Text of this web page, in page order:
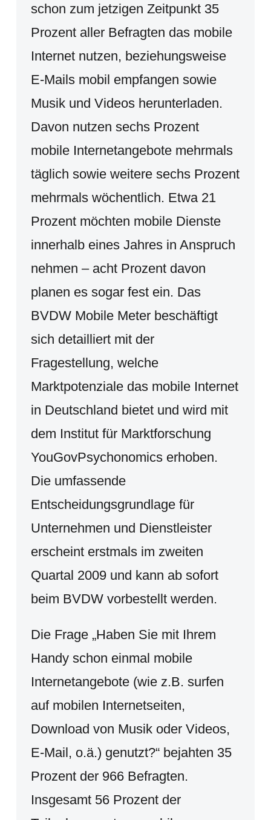
schon zum jetzigen Zeitpunkt 35
Prozent aller Befragten das mobile
Internet nutzen, beziehungsweise
E-Mails mobil empfangen sowie
Musik und Videos herunterladen.
Davon nutzen sechs Prozent
mobile Internetangebote mehrmals
täglich sowie weitere sechs Prozent
mehrmals wöchentlich. Etwa 21
Prozent möchten mobile Dienste
innerhalb eines Jahres in Anspruch
nehmen – acht Prozent davon
planen es sogar fest ein. Das
BVDW Mobile Meter beschäftigt
sich detailliert mit der
Fragestellung, welche
Marktpotenziale das mobile Internet
in Deutschland bietet und wird mit
dem Institut für Marktforschung
YouGovPsychonomics erhoben.
Die umfassende
Entscheidungsgrundlage für
Unternehmen und Dienstleister
erscheint erstmals im zweiten
Quartal 2009 und kann ab sofort
beim BVDW vorbestellt werden.
Die Frage „Haben Sie mit Ihrem
Handy schon einmal mobile
Internetangebote (wie z.B. surfen
auf mobilen Internetseiten,
Download von Musik oder Videos,
E-Mail, o.ä.) genutzt?“ bejahten 35
Prozent der 966 Befragten.
Insgesamt 56 Prozent der